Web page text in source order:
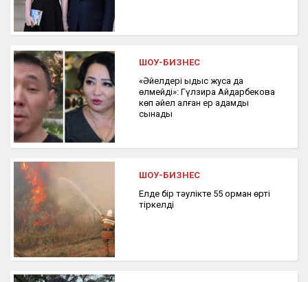
ШОУ-БИЗНЕС
«Әйелдері ыдыс жуса да
өлмейді»: Гүлзира Айдарбекова
көп әйел алған ер адамды
сынады
ШОУ-БИЗНЕС
Елде бір тәулікте 55 орман өрті
тіркелді